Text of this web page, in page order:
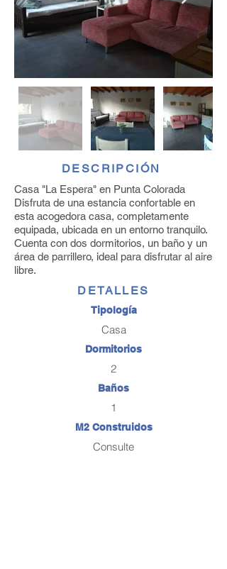
DESCRIPCIÓN
Casa "La Espera" en Punta Colorada
Disfruta de una estancia confortable en
esta acogedora casa, completamente
equipada, ubicada en un entorno tranquilo.
Cuenta con dos dormitorios, un baño y un
área de parrillero, ideal para disfrutar al aire
libre.
DETALLES
Tipología
Casa
Dormitorios
2
Baños
1
M2 Construidos
Consulte